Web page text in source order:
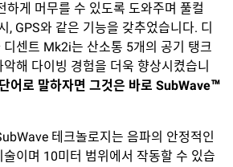
하게 머무를 수 있도록 도와주며 풀컬
, GPS와 같은 기능을 갖추었습니다. 디
센트 Mk2i는 산소통 5개의 공기 탱크
해 다이빙 경험을 더욱 향상시켰습니
어로 말하자면 그것은 바로 SubWave™
테크놀로지는 음파의 안정적인
이며 10미터 범위에서 작동할 수 있습